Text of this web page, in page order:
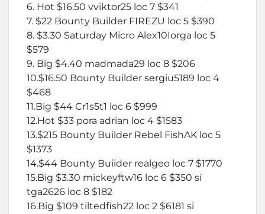
6. Hot $16.50 vviktor25 loc 7 $341
7. $22 Bounty Builder FIREZU loc 5 $390
8. $3.30 Saturday Micro Alex10Iorga loc 5
$579
9. Big $4.40 madmada29 loc 8 $206
10.$16.50 Bounty Builder sergiu5189 loc 4
$468
11.Big $44 Cr1s5t1 loc 6 $999
12.Hot $33 pora adrian loc 4 $1583
13.$215 Bounty Builder Rebel FishAK loc 5
$1373
14.$44 Bounty Buiider realgeo loc 7 $1770
15.Big $3.30 mickeyftw16 loc 6 $350 si
tga2626 loc 8 $182
16.Big $109 tiltedfish22 loc 2 $6181 si